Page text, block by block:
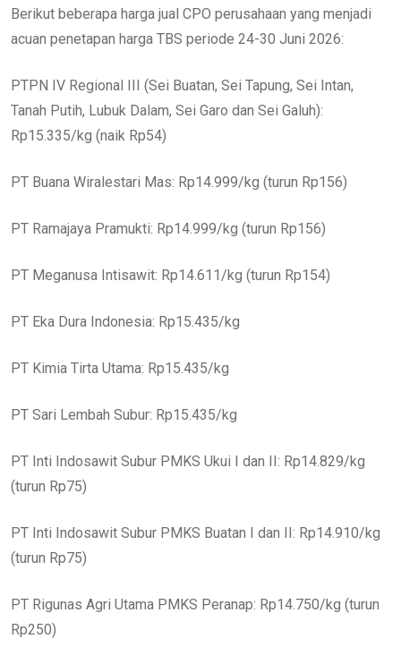
Berikut beberapa harga jual CPO perusahaan yang menjadi
acuan penetapan harga TBS periode 24-30 Juni 2026:
PTPN IV Regional III (Sei Buatan, Sei Tapung, Sei Intan,
Tanah Putih, Lubuk Dalam, Sei Garo dan Sei Galuh):
Rp15.335/kg (naik Rp54)
PT Buana Wiralestari Mas: Rp14.999/kg (turun Rp156)
PT Ramajaya Pramukti: Rp14.999/kg (turun Rp156)
PT Meganusa Intisawit: Rp14.611/kg (turun Rp154)
PT Eka Dura Indonesia: Rp15.435/kg
PT Kimia Tirta Utama: Rp15.435/kg
PT Sari Lembah Subur: Rp15.435/kg
PT Inti Indosawit Subur PMKS Ukui I dan II: Rp14.829/kg
(turun Rp75)
PT Inti Indosawit Subur PMKS Buatan I dan II: Rp14.910/kg
(turun Rp75)
PT Rigunas Agri Utama PMKS Peranap: Rp14.750/kg (turun
Rp250)